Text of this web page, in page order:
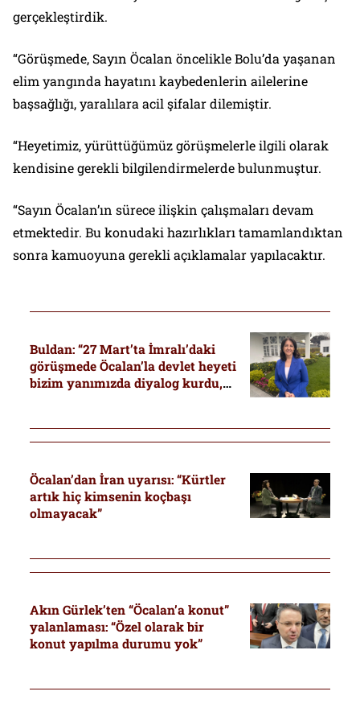
gerçekleştirdik.
“Görüşmede, Sayın Öcalan öncelikle Bolu’da yaşanan
elim yangında hayatını kaybedenlerin ailelerine
başsağlığı, yaralılara acil şifalar dilemiştir.
“Heyetimiz, yürüttüğümüz görüşmelerle ilgili olarak
kendisine gerekli bilgilendirmelerde bulunmuştur.
“Sayın Öcalan’ın sürece ilişkin çalışmaları devam
etmektedir. Bu konudaki hazırlıkları tamamlandıktan
sonra kamuoyuna gerekli açıklamalar yapılacaktır.
Buldan: “27 Mart’ta İmralı’daki
görüşmede Öcalan’la devlet heyeti
bizim yanımızda diyalog kurdu,
Öcalan’dan İran uyarısı: “Kürtler
artık hiç kimsenin koçbaşı
olmayacak”
Akın Gürlek’ten “Öcalan’a konut”
yalanlaması: “Özel olarak bir
konut yapılma durumu yok”